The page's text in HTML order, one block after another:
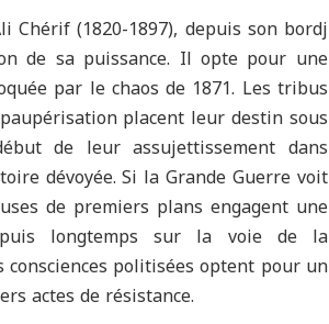
Chérif (1820-1897), depuis son bordj
de sa puissance. Il opte pour une
par le chaos de 1871. Les tribus
placent leur destin sous
de leur assujettissement dans
dévoyée. Si la Grande Guerre voit
de premiers plans engagent une
longtemps sur la voie de la
politisées optent pour un
actes de résistance.